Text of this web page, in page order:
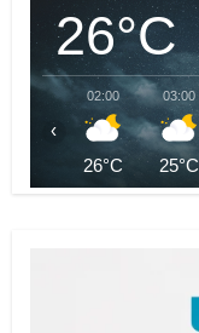
26°C
02:00
26°C
03:00
25°C
‹